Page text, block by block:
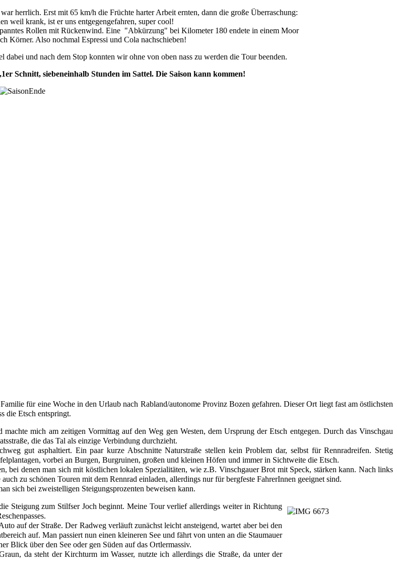
herrlich. Erst mit 65 km/h die Früchte harter Arbeit ernten, dann die große Überraschung:
weil krank, ist er uns entgegengefahren, super cool!
Rollen mit Rückenwind. Eine "Abkürzung" bei Kilometer 180 endete in einem Moor
Körner. Also nochmal Espressi und Cola nachschieben!
dabei und nach dem Stop konnten wir ohne von oben nass zu werden die Tour beenden.
Schnitt, siebeneinhalb Stunden im Sattel. Die Saison kann kommen!
für eine Woche in den Urlaub nach Rabland/autonome Provinz Bozen gefahren. Dieser Ort liegt fast am östlichsten
die Etsch entspringt.
mich am zeitigen Vormittag auf den Weg gen Westen, dem Ursprung der Etsch entgegen. Durch das Vinschgau
die das Tal als einzige Verbindung durchzieht.
gut asphaltiert. Ein paar kurze Abschnitte Naturstraße stellen kein Problem dar, selbst für Rennradreifen. Stetig
vorbei an Burgen, Burgruinen, großen und kleinen Höfen und immer in Sichtweite die Etsch.
bei denen man sich mit köstlichen lokalen Spezialitäten, wie z.B. Vinschgauer Brot mit Speck, stärken kann. Nach links
zu schönen Touren mit dem Rennrad einladen, allerdings nur für bergfeste FahrerInnen geeignet sind.
sich bei zweistelligen Steigungsprozenten beweisen kann.
Steigung zum Stilfser Joch beginnt. Meine Tour verlief allerdings weiter in Richtung
auf der Straße. Der Radweg verläuft zunächst leicht ansteigend, wartet aber bei den
auf. Man passiert nun einen kleineren See und fährt von unten an die Staumauer
Blick über den See oder gen Süden auf das Ortlermassiv.
da steht der Kirchturm im Wasser, nutzte ich allerdings die Straße, da unter der